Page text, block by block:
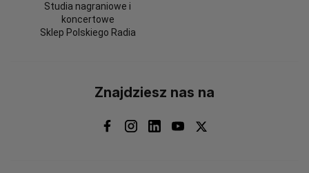
Studia nagraniowe i
koncertowe
Sklep Polskiego Radia
Znajdziesz nas na